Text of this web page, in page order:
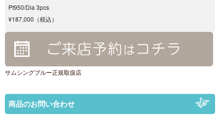
Pt950/Dia 3pcs
¥187,000（税込）
サムシングブルー正規取扱店
商品のお問い合わせ